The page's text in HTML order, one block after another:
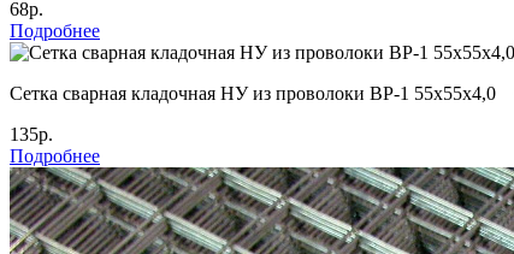
68р.
Подробнее
Сетка сварная кладочная НУ из проволоки ВР-1 55х55х4,0
135р.
Подробнее